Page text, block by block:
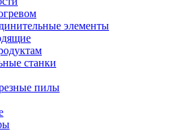
элементы
станки
пилы